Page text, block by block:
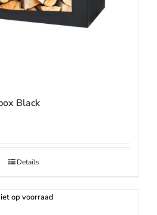
Black
Details
op voorraad